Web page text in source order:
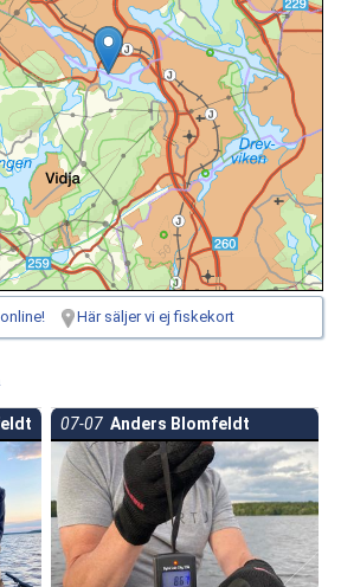
Här säljer vi ej fiskekort
07-07 Anders Blomfeldt